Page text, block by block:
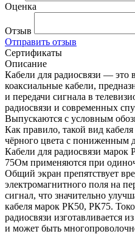
Оценка
Отзыв
Отправить отзыв
Сертификаты
Описание
Кабели для радиосвязи — это
коаксиальные кабели,
и передачи сигнала в
радиосвязи и современных
Выпускаются с условным
Как правило, такой вид
чёрного цвета с пониженным
Кабели для радиосвязи
75Ом применяются при
Общий экран препятствует
электромагнитного поля на
сигнал, что значительно
кабеля марок РК50, РК75.
радиосвязи изготавливается
и может быть